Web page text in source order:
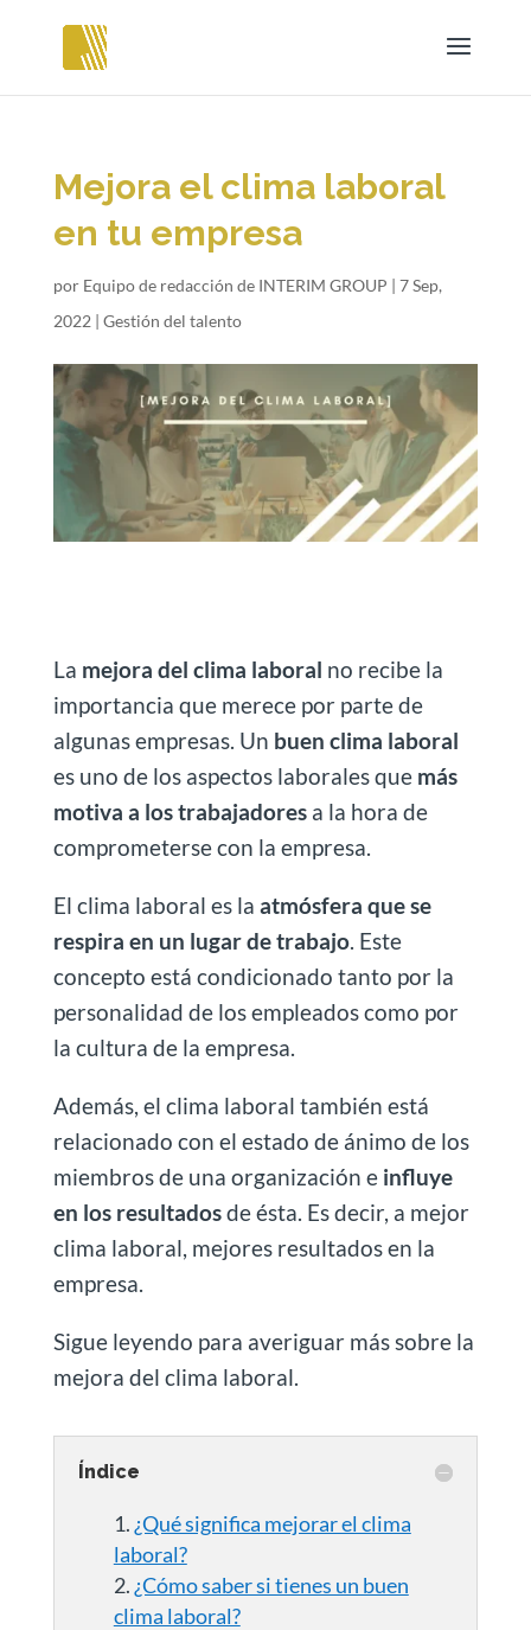
Mejora el clima laboral
en tu empresa
por Equipo de redacción de INTERIM GROUP | 7 Sep,
2022 | Gestión del talento
La mejora del clima laboral no recibe la
importancia que merece por parte de
algunas empresas. Un buen clima laboral
es uno de los aspectos laborales que más
motiva a los trabajadoresa la hora de
comprometerse con la empresa.
El clima laboral es la atmósfera que se
respira en un lugar de trabajo. Este
concepto está condicionado tanto por la
personalidad de los empleados como por
la cultura de la empresa.
Además, el clima laboral también está
relacionado con el estado de ánimo de los
miembros de una organización e influye
en los resultadosde ésta. Es decir, a mejor
clima laboral, mejores resultados en la
empresa.
Sigue leyendo para averiguar más sobre la
mejora del clima laboral.
Índice
¿Qué significa mejorar el clima
laboral?
¿Cómo saber si tienes un buen
clima laboral?